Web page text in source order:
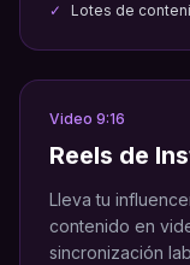
✓
Lotes de
Video 9:16
Reels de
Lleva tu
contenido en
sincronización